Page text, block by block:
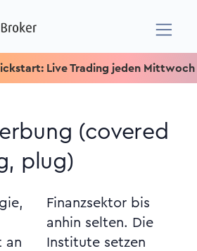
Live Trading jeden Mittwoch um
(covered
plug)
an